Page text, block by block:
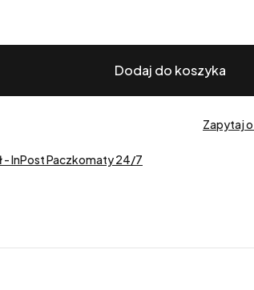
Dodaj do koszyka
Zapytaj
- InPost Paczkomaty 24/7